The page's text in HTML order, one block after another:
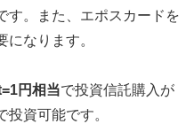
す。また、エポスカードを
なります。
円相当で投資信託購入が
資可能です。